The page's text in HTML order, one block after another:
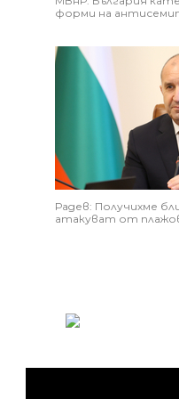
форми на
Радев: Получихме
атакуват от